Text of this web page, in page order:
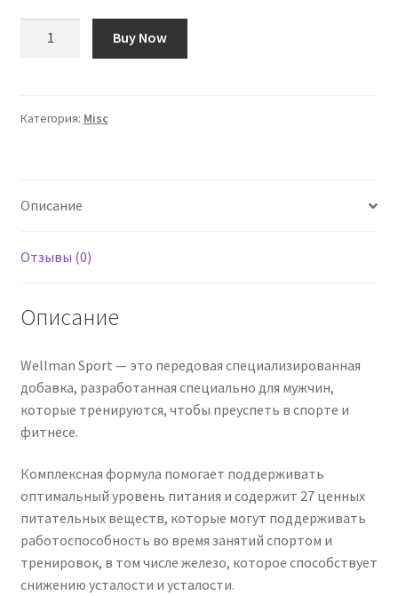
Sport
Buy Now
Категория: Misc
Описание
Отзывы (0)
Описание
Wellman Sport — это передовая специализированная
добавка, разработанная специально для мужчин,
которые тренируются, чтобы преуспеть в спорте и
фитнесе.
Комплексная формула помогает поддерживать
оптимальный уровень питания и содержит 27 ценных
питательных веществ, которые могут поддерживать
работоспособность во время занятий спортом и
тренировок, в том числе железо, которое способствует
снижению усталости и усталости.